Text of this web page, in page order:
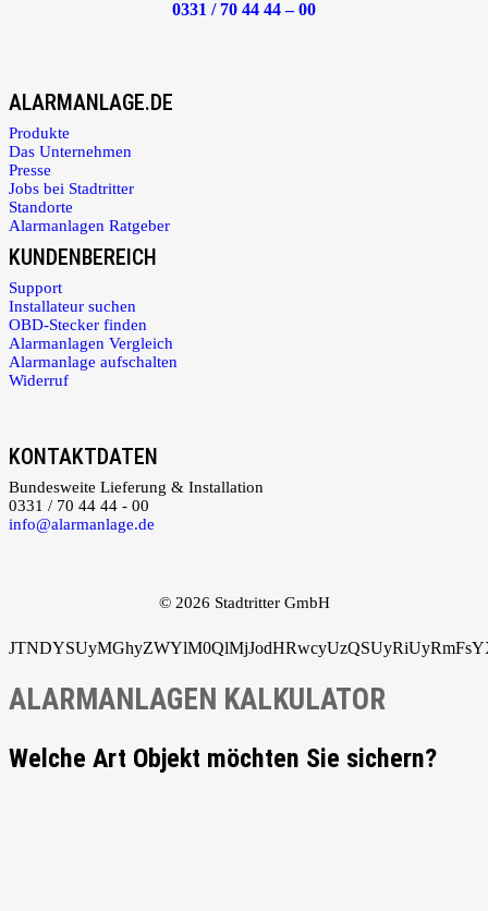
0331 / 70 44 44 – 00
ALARMANLAGE.DE
Produkte
Das Unternehmen
Presse
Jobs bei Stadtritter
Standorte
Alarmanlagen Ratgeber
KUNDENBEREICH
Support
Installateur suchen
OBD-Stecker finden
Alarmanlagen Vergleich
Alarmanlage aufschalten
Widerruf
KONTAKTDATEN
Bundesweite Lieferung & Installation
0331 / 70 44 44 - 00
info@alarmanlage.de
© 2026 Stadtritter GmbH
ALARMANLAGEN KALKULATOR
Welche Art Objekt möchten Sie sichern?